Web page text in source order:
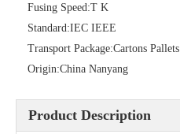
Fusing Speed:T K
Standard:IEC IEEE
Transport Package:Cartons
Origin:China Nanyang
Product Description